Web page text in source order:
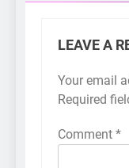
LEAVE A
Your email
Required
Comment *